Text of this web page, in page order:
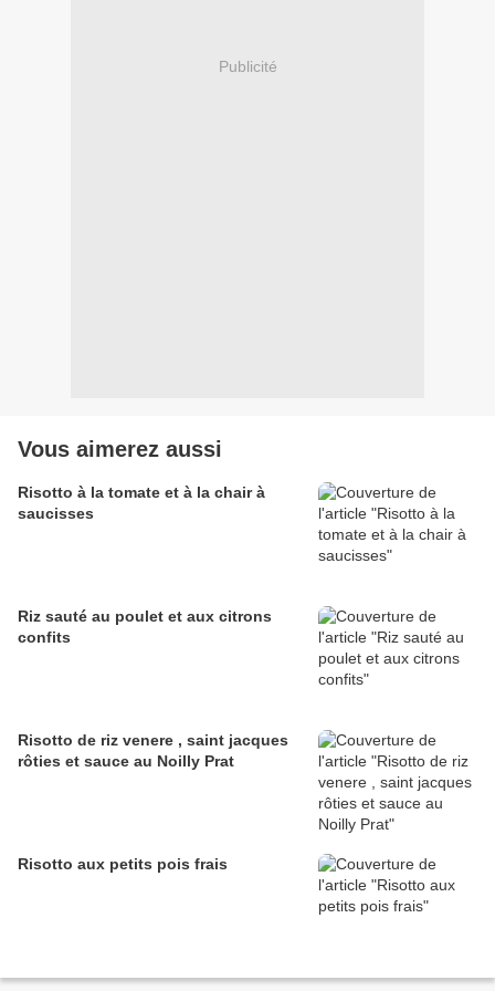
Publicité
Vous aimerez aussi
Risotto à la tomate et à la chair à
saucisses
Riz sauté au poulet et aux citrons
confits
Risotto de riz venere , saint jacques
rôties et sauce au Noilly Prat
Risotto aux petits pois frais